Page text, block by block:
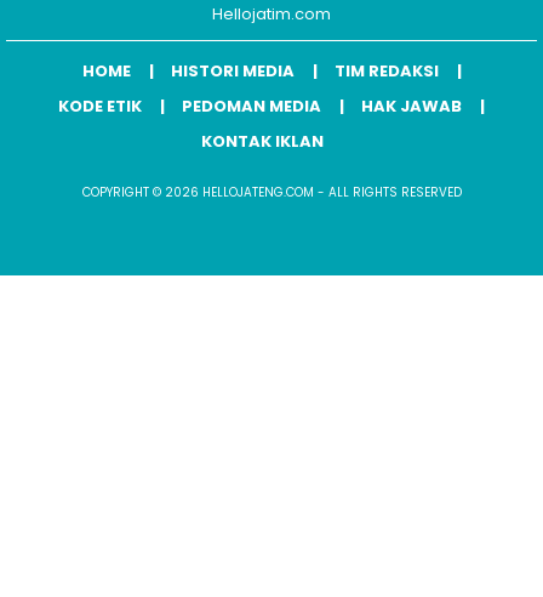
Hellojatim.com
HOME HISTORI MEDIA
TIM REDAKSI
KODE ETIK
PEDOMAN MEDIA
HAK JAWAB
KONTAK IKLAN
COPYRIGHT © 2026 HELLOJATENG.COM - ALL RIGHTS RESERVED